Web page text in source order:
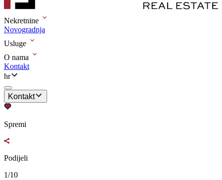
Nekretnine
Novogradnja
Usluge
O nama
Kontakt
hr
Kontakt
Spremi
Podijeli
1/10